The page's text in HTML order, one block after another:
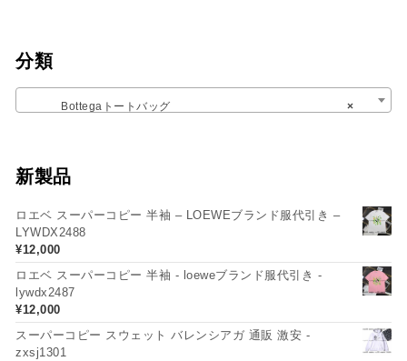
分類
×
Bottegaトートバッグ
新製品
ロエベ スーパーコピー 半袖 – LOEWEブランド服代引き –
LYWDX2488
¥12,000
ロエベ スーパーコピー 半袖 - loeweブランド服代引き -
lywdx2487
¥12,000
スーパーコピー スウェット バレンシアガ 通販 激安 -
zxsj1301